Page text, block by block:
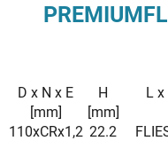
D x N x E
[mm]
H
[mm]
L x
110xCRx1,2 22.2